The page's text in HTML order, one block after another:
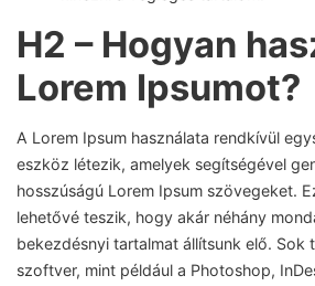
H2 – Hogyan
Lorem Ipsumot?
A Lorem Ipsum használata rendkívül
eszköz létezik, amelyek segítségével
hosszúságú Lorem Ipsum szövegeket.
lehetővé teszik, hogy akár néhány
bekezdésnyi tartalmat állítsunk elő. Sok
szoftver, mint például a Photoshop,